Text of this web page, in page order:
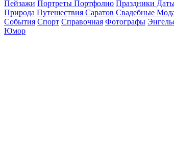
Пейзажи Портреты Портфолио Праздники
Природа Путешествия Саратов Свадебные
События Спорт Справочная Фотографы
Юмор